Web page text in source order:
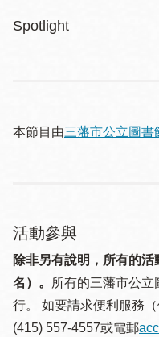
Spotlight
本節目由三藩市公立圖書
活動參與
除非另有說明，所有的
名）。
所有的三藩市公
行。 如要請求便利服務
(415) 557-4557或電郵